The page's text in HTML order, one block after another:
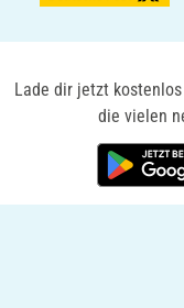
Lade dir jetzt
die vielen